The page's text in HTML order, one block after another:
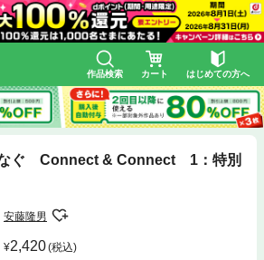
作品検索 カート はじめての方へ
なぐ Connect & Connect 1：特別
安藤隆男
2,420(税込)